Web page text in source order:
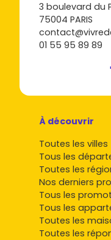
3 boulevard du
75004 PARIS
01 55 95 89 89
À découvrir
Toutes les villes
Tous les
Toutes les
Nos derniers
Tous les
Tous les
Toutes les
Toutes les